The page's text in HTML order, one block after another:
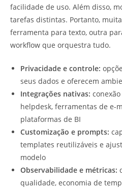
facilidade de uso. Além disso,
tarefas distintas. Portanto,
ferramenta para texto, outra
workflow que orquestra tudo.
Privacidade e controle:
seus dados e oferecem
Integrações nativas:
helpdesk, ferramentas de e-
plataformas de BI
Customização e prompts:
templates reutilizáveis e
modelo
Observabilidade e métricas:
qualidade, economia de